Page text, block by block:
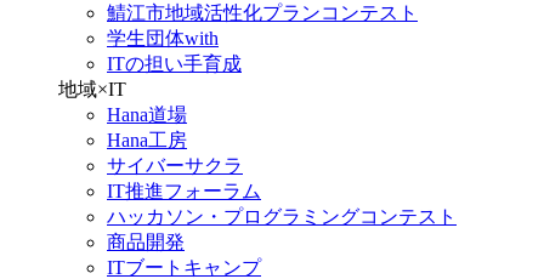
鯖江市地域活性化プランコンテスト
学生団体with
ITの担い手育成
地域×IT
Hana道場
Hana工房
サイバーサクラ
IT推進フォーラム
ハッカソン・プログラミングコンテスト
商品開発
ITブートキャンプ